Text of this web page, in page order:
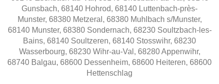
Gunsbach, 68140 Hohrod, 68140 Luttenbach-près-
Munster, 68380 Metzeral, 68380 Muhlbach s/Munster,
68140 Munster, 68380 Sondernach, 68230 Soultzbach-les-
Bains, 68140 Soultzeren, 68140 Stosswihr, 68230
Wasserbourg, 68230 Wihr-au-Val, 68280 Appenwihr,
68740 Balgau, 68600 Dessenheim, 68600 Heiteren, 68600
Hettenschlag